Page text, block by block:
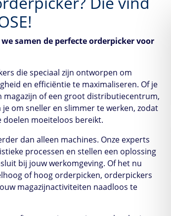
!
samen de perfecte orderpicker voor
die speciaal zijn ontworpen om
en efficiëntie te maximaliseren. Of je
magazijn of een groot distributiecentrum,
om sneller en slimmer te werken, zodat
doelen moeiteloos bereikt.
dan alleen machines. Onze experts
processen en stellen een oplossing
bij jouw werkomgeving. Of het nu
of hoog orderpicken, orderpickers
magazijnactiviteiten naadloos te